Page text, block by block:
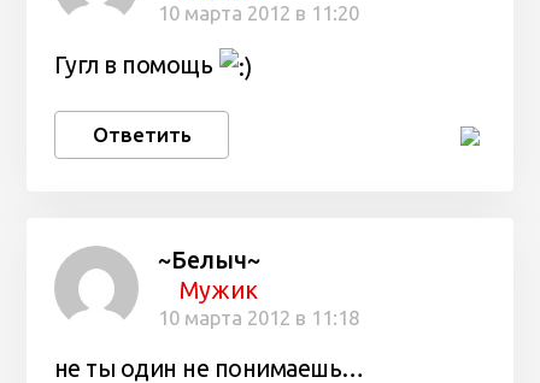
10 марта 2012 в 11:20
Гугл в помощь
Ответить
~Белыч~
Мужик
10 марта 2012 в 11:18
не ты один не понимаешь…